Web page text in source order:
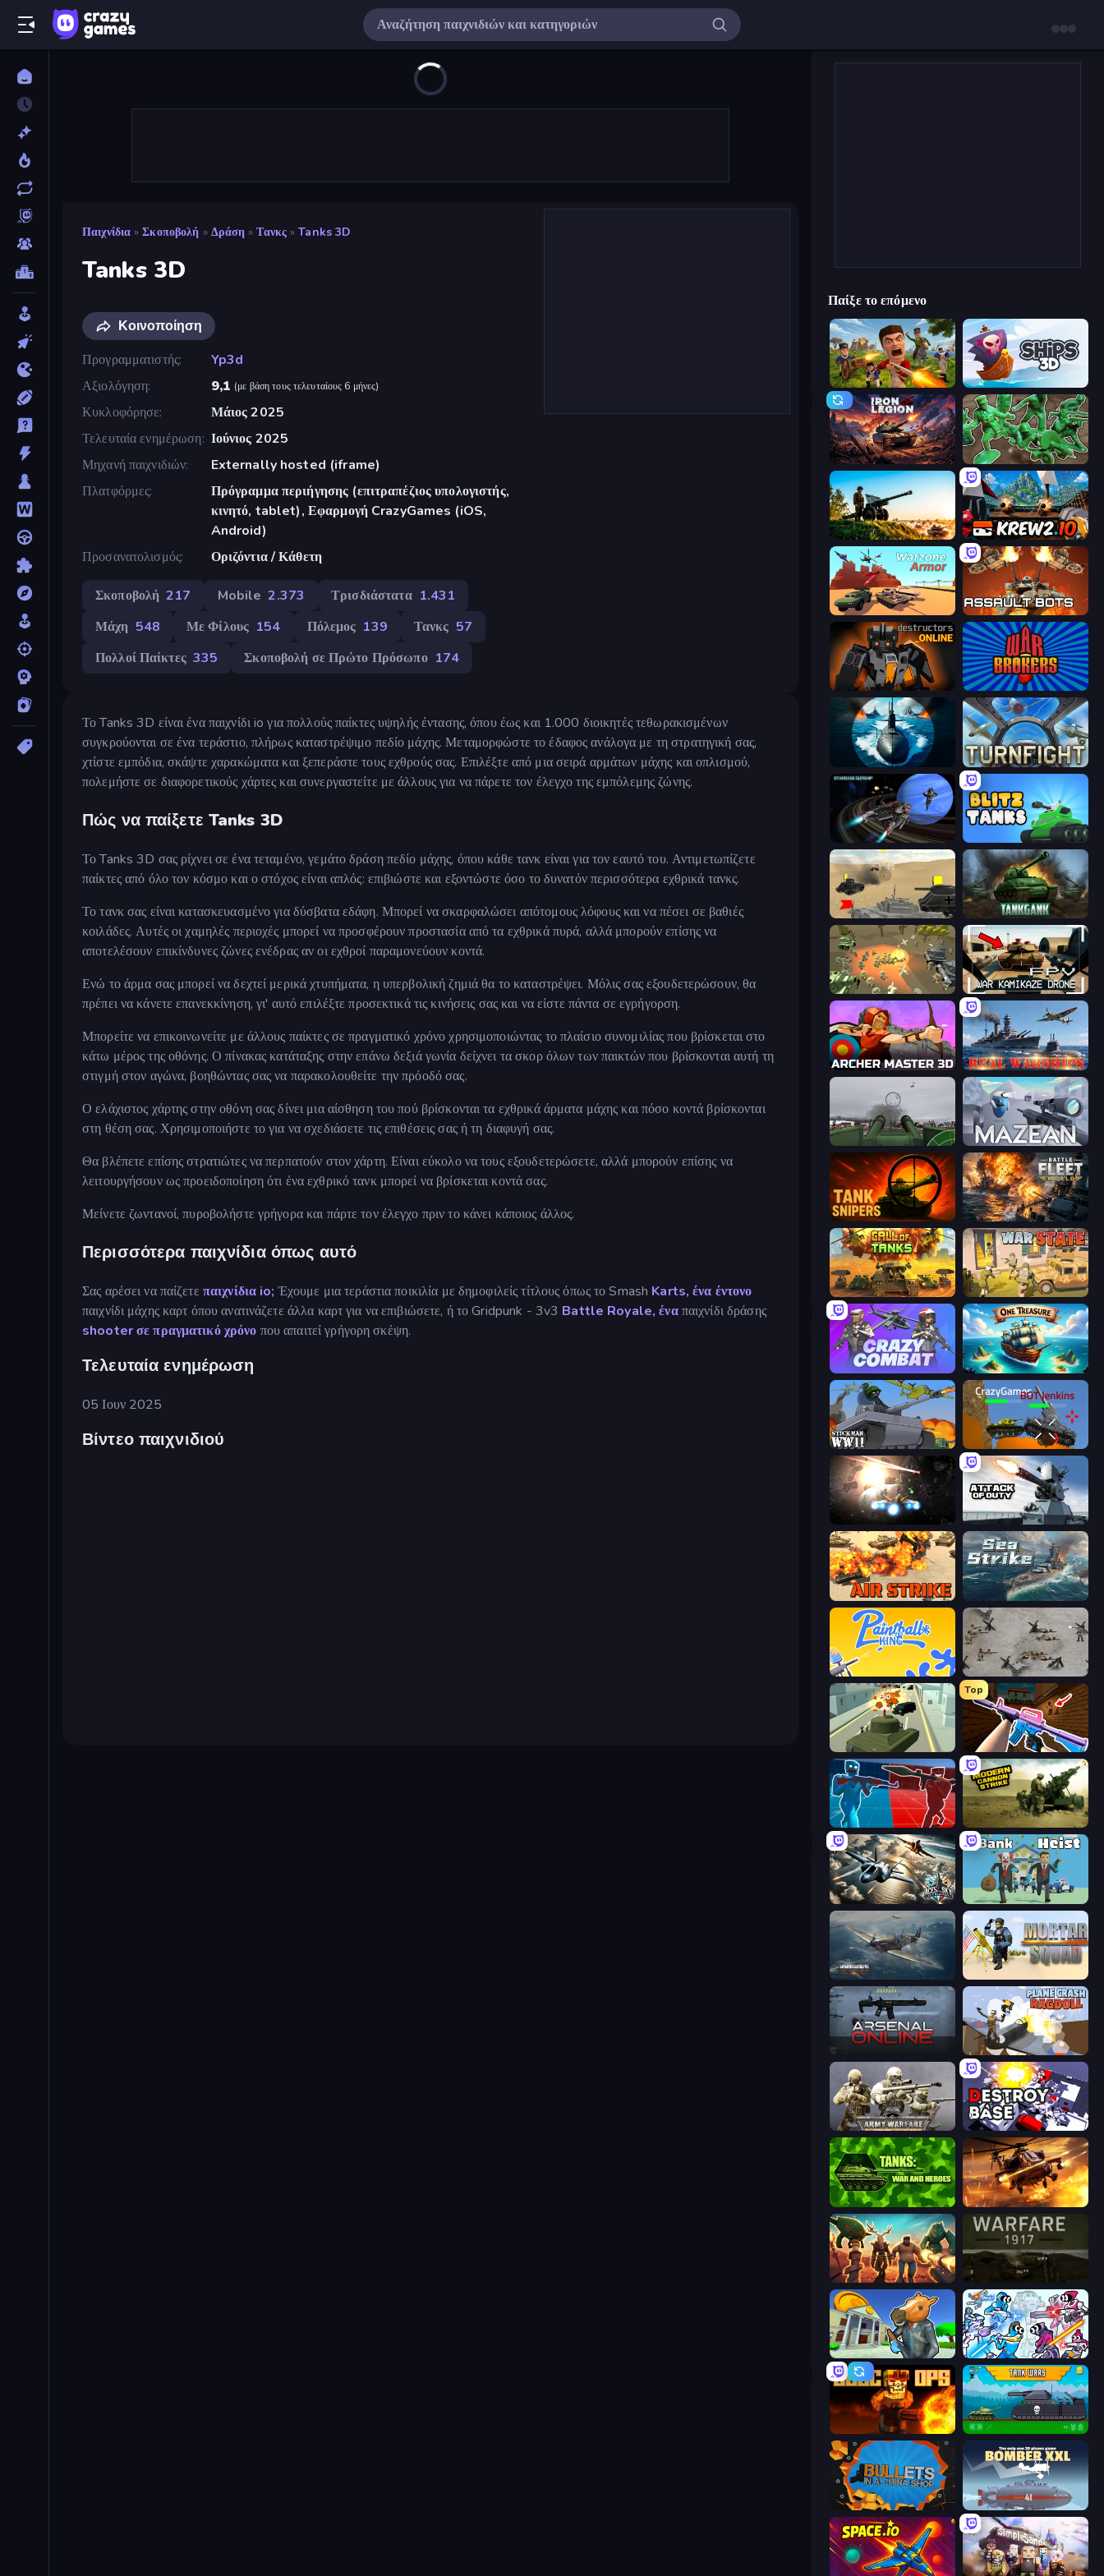
Παιχνίδια » Σκοποβολή » Δράση » Τανκς » Tanks 3D
Tanks 3D
Κοινοποίηση
Προγραμματιστής
Yp3d
Αξιολόγηση
9,1 (με βάση τους τελευταίους 6 μήνες)
Κυκλοφόρησε
Μάιος 2025
Τελευταία ενημέρωση Ιούνιος 2025
Μηχανή παιχνιδιών
Externally hosted (iframe)
Πλατφόρμες
Πρόγραμμα περιήγησης (επιτραπέζιος υπολογιστής,
κινητό, tablet), Εφαρμογή CrazyGames (iOS,
Android)
Προσανατολισμός
Οριζόντια / Κάθετη
Σκοποβολή 217 Mobile 2.373 Τρισδιάστατα 1.431
Μάχη 548 Με Φίλους 154 Πόλεμος 139 Τανκς 57
Πολλοί Παίκτες 335 Σκοποβολή σε Πρώτο Πρόσωπο 174
Το Tanks 3D είναι ένα παιχνίδι io για πολλούς παίκτες υψηλής έντασης, όπου έως και 1.000 διοικητές τεθωρακισμένων
συγκρούονται σε ένα τεράστιο, πλήρως καταστρέψιμο πεδίο μάχης. Μεταμορφώστε το έδαφος ανάλογα με τη στρατηγική σας,
χτίστε εμπόδια, σκάψτε χαρακώματα και ξεπεράστε τους εχθρούς σας. Επιλέξτε από μια σειρά αρμάτων μάχης και οπλισμού,
πολεμήστε σε διαφορετικούς χάρτες και συνεργαστείτε με άλλους για να πάρετε τον έλεγχο της εμπόλεμης ζώνης.
Πώς να παίξετε Tanks 3D
Το Tanks 3D σας ρίχνει σε ένα τεταμένο, γεμάτο δράση πεδίο μάχης, όπου κάθε τανκ είναι για τον εαυτό του. Αντιμετωπίζετε
παίκτες από όλο τον κόσμο και ο στόχος είναι απλός: επιβιώστε και εξοντώστε όσο το δυνατόν περισσότερα εχθρικά τανκς.
Το τανκ σας είναι κατασκευασμένο για δύσβατα εδάφη. Μπορεί να σκαρφαλώσει απότομους λόφους και να πέσει σε βαθιές
κοιλάδες. Αυτές οι χαμηλές περιοχές μπορεί να προσφέρουν προστασία από τα εχθρικά πυρά, αλλά μπορούν επίσης να
αποτελέσουν επικίνδυνες ζώνες ενέδρας αν οι εχθροί παραμονεύουν κοντά.
Ενώ το άρμα σας μπορεί να δεχτεί μερικά χτυπήματα, η υπερβολική ζημιά θα το καταστρέψει. Μόλις σας εξουδετερώσουν, θα
πρέπει να κάνετε επανεκκίνηση, γι' αυτό επιλέξτε προσεκτικά τις κινήσεις σας και να είστε πάντα σε εγρήγορση.
Μπορείτε να επικοινωνείτε με άλλους παίκτες σε πραγματικό χρόνο χρησιμοποιώντας το πλαίσιο συνομιλίας που βρίσκεται στο
κάτω μέρος της οθόνης. Ο πίνακας κατάταξης στην επάνω δεξιά γωνία δείχνει τα σκορ όλων των παικτών που βρίσκονται αυτή τη
στιγμή στον αγώνα, βοηθώντας σας να παρακολουθείτε την πρόοδό σας.
Ο ελάχιστος χάρτης στην οθόνη σας δίνει μια αίσθηση του πού βρίσκονται τα εχθρικά άρματα μάχης και πόσο κοντά βρίσκονται
στη θέση σας. Χρησιμοποιήστε το για να σχεδιάσετε τις επιθέσεις σας ή τη διαφυγή σας.
Θα βλέπετε επίσης στρατιώτες να περπατούν στον χάρτη. Είναι εύκολο να τους εξουδετερώσετε, αλλά μπορούν επίσης να
λειτουργήσουν ως προειδοποίηση ότι ένα εχθρικό τανκ μπορεί να βρίσκεται κοντά σας.
Μείνετε ζωντανοί, πυροβολήστε γρήγορα και πάρτε τον έλεγχο πριν το κάνει κάποιος άλλος.
Περισσότερα παιχνίδια όπως αυτό
Σας αρέσει να παίζετε παιχνίδια io; Έχουμε μια τεράστια ποικιλία με δημοφιλείς τίτλους όπως το Smash Karts, ένα έντονο
παιχνίδι μάχης καρτ όπου ανατινάζετε άλλα καρτ για να επιβιώσετε, ή το Gridpunk - 3v3 Battle Royale, έναπαιχνίδι δράσης
shooter σε πραγματικό χρόνο που απαιτεί γρήγορη σκέψη.
Τελευταία ενημέρωση
05 Ιουν 2025
Βίντεο παιχνιδιού
Παίξε το επόμενο
Redcoats.io Ships 3D
Iron Legion Soldiers - Capture and Control!
Artillery Vs Tanks Krew.io
Warzone Armor Assault Bots
Destructors Online War Brokers
Ships Battlefield 3D Turnfight
Starbase Gunship
Tanks Battlefield: Desert Tankgank
WW1 Battle Simulator FPV War Kamikaze Drone
Archer Master 3D: Castle Defense Real Warships
Flakmeister Mazean
Tank Snipers Battle Fleet World
Call of Tanks War State IO: Conquer Battles
Crazy Combat One Treasure
Stickman WW2 Plated Glory
Space Battle Attack of Duty
Air Strike Sea Strike
Paintball King Warfare 1944
Secret Agent James
Top
KS Z
Battle of the Soldiers: Red vs Blue Modern Cannon Strike
Aces of the Sky: Epic Dogfights Bank Heist
Dogfight Mortar Squad
Arsenal Online Plane Crash Ragdoll Simulator
Army Warfare Destroy Base
Tanks 2D: War and Heroes! Heli Military Base
Horde Crusher Warfare 1917
Bank Robbery 3 Space Wars Battleground
BLOCOPS Tanks 2D: Tank Wars
BULLets in a China Shop Bomber XXL